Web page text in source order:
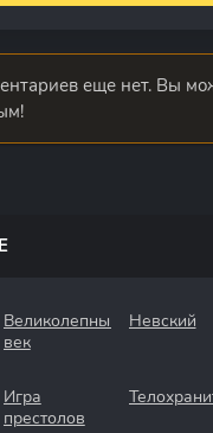
еще нет. Вы
Великолепный
век
Невский
Игра
престолов